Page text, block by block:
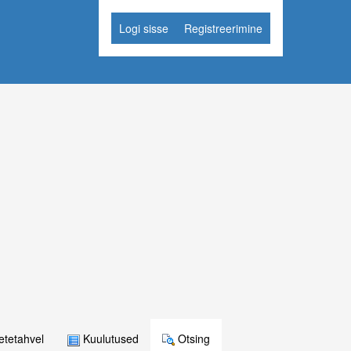
Logi sisse Registreerimine
Kuulutused Otsing